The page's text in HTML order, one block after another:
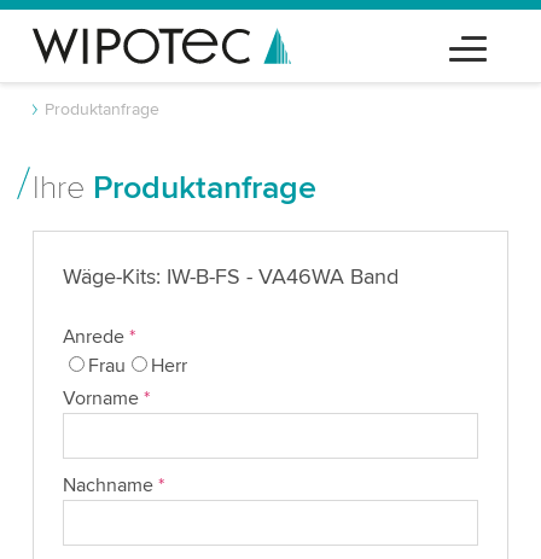
Produktanfrage
Ihre Produktanfrage
Wäge-Kits: IW-B-FS - VA46WA Band
Anrede *
Frau
Herr
Vorname *
Nachname *